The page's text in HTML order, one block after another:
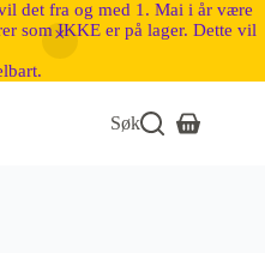
det fra og med 1. Mai i år være
som IKKE er på lager. Dette vil
Søk